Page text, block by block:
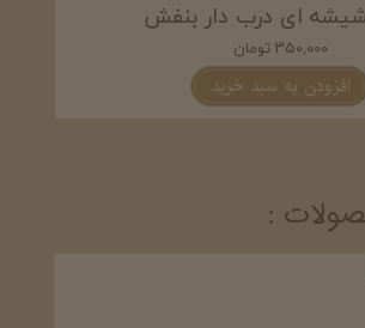
ای درب دار بنفش
۳۵۰,۰۰۰ تومان
افزودن به سبد خرید
: